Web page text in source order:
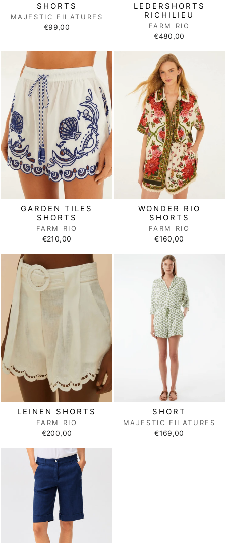
SHORTS
MAJESTIC FILATURES
€99,00
LEDERSHORTS
RICHILIEU
FARM RIO
€480,00
GARDEN TILES
SHORTS
FARM RIO
€210,00
WONDER RIO
SHORTS
FARM RIO
€160,00
LEINEN SHORTS
FARM RIO
€200,00
SHORT
MAJESTIC FILATURES
€169,00